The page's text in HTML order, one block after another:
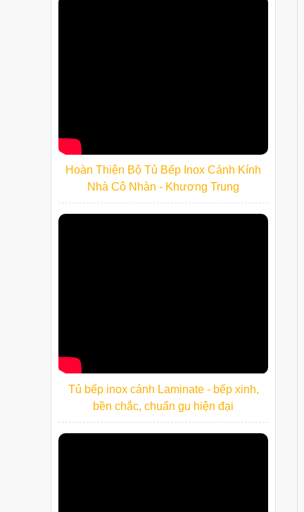
Hoàn Thiện Bộ Tủ Bếp Inox Cánh Kính
Nhà Cô Nhàn - Khương Trung
Tủ bếp inox cánh Laminate - bếp xinh,
bền chắc, chuẩn gu hiện đại